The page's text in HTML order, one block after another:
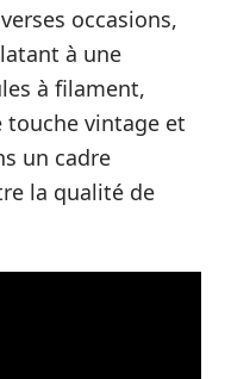
occasions,
à une
à filament,
touche vintage et
un cadre
la qualité de